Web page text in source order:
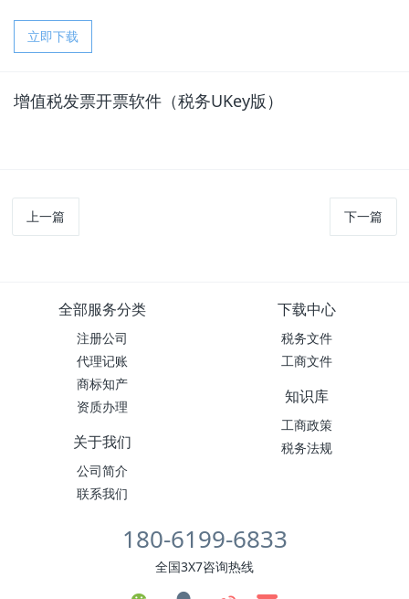
立即下载
增值税发票开票软件（税务UKey版）
上一篇 下一篇
全部服务分类
注册公司
代理记账
商标知产
资质办理
下载中心
税务文件
工商文件
知识库
工商政策
税务法规
关于我们
公司简介
联系我们
180-6199-6833
全国3X7咨询热线